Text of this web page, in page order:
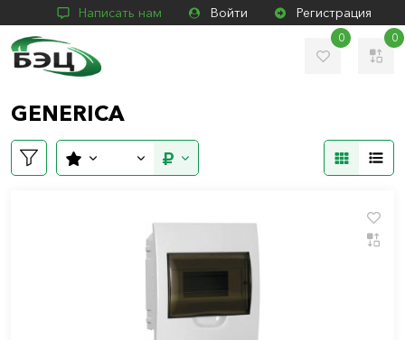
Написать нам Войти Регистрация
0 0
GENERICA